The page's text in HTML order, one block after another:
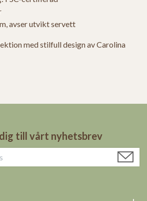
avser utvikt servett
med stilfull design av Carolina
till vårt nyhetsbrev